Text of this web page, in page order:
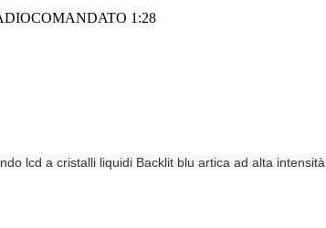
1:28
lcd a cristalli liquidi Backlit blu artica ad alta intensità